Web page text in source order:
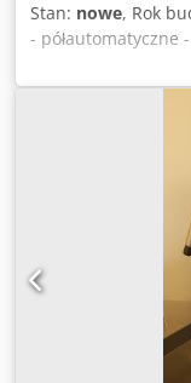
Stan: nowe, Rok
- półautomatyczne
zestawem rolek
napędzane,
walca
- wały są podparte
na podporze
mm - średnica
napięcie: 400V
hydrauliczny: 1,1
hydrauliczne: 8 do
kg - Wymiary: -
ZB 70/3 HA: - dwie
zapamiętanie
interpolacja -